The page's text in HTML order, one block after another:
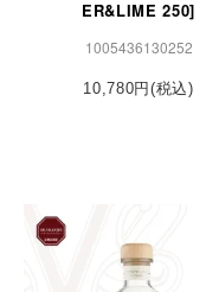
ER&LIME 250]
1005436130252
10,780円(税込)